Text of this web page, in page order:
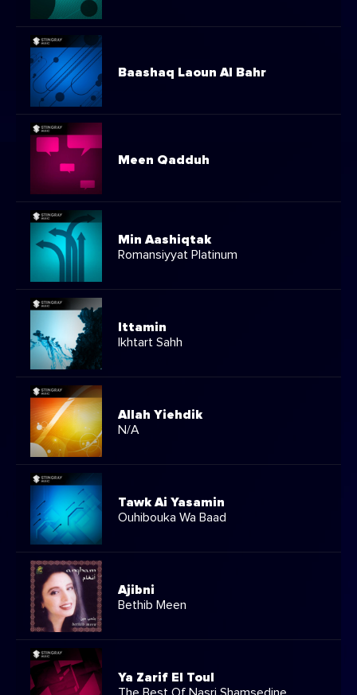
Baashaq Laoun Al Bahr
Meen Qadduh
Min Aashiqtak
Romansiyyat Platinum
Ittamin
Ikhtart Sahh
Allah Yiehdik
N/A
Tawk Ai Yasamin
Ouhibouka Wa Baad
Ajibni
Bethib Meen
Ya Zarif El Toul